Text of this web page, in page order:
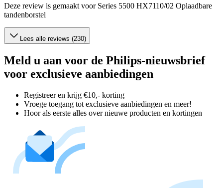
Deze review is gemaakt voor Series 5500 HX7110/02 Oplaadbare
tandenborstel
Lees alle reviews (230)
Meld u aan voor de Philips-nieuwsbrief
voor exclusieve aanbiedingen
Registreer en krijg €10,- korting
Vroege toegang tot exclusieve aanbiedingen en meer!
Hoor als eerste alles over nieuwe producten en kortingen